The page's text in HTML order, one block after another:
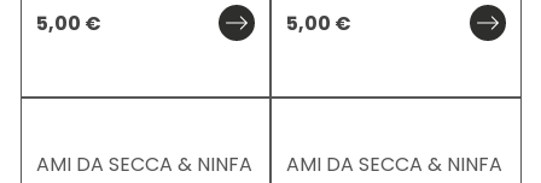
5,00 € 5,00 €
AMI DA SECCA & NINFA AMI DA SECCA & NINFA